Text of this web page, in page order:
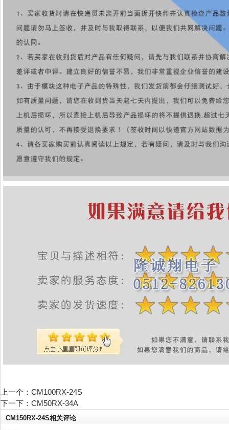
热门搜索：
IGBT模块 可控硅模块 整流桥 熔断器
上一个： CM100RX-24S
下一下： CM50RX-34A
CM150RX-24S相关评论